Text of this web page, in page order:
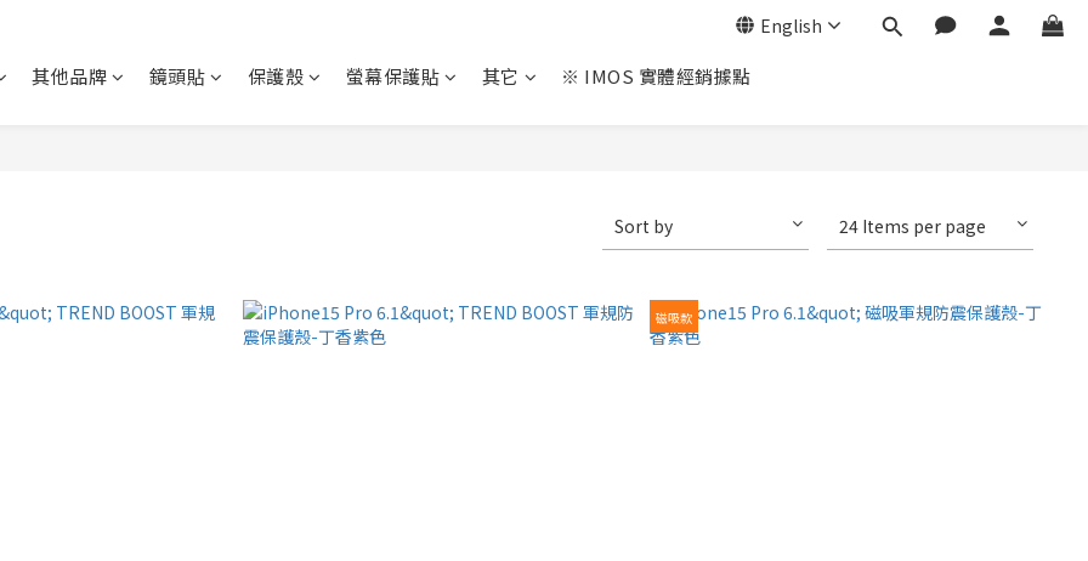
English
其他品牌 鏡頭貼 保護殼 螢幕保護貼 其它 ※ IMOS 實體經銷據點
Sort by 24 Items per page
磁吸款